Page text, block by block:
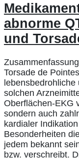
abnorme
und
Torsade de
lebensbedrohliche
solchen
Oberflächen-EKG
sondern auch
kardialer
Besonderheiten
jedem bekannt
bzw. verschreibt.